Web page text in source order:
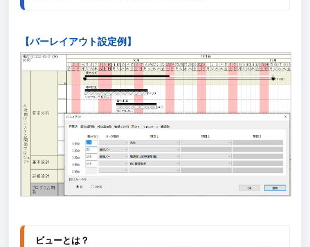
【バーレイアウト設定例】
ビューとは？